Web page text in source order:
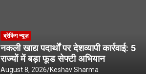
ब्रेकिंग न्यूज़
नकली खाद्य पदार्थों पर देशव्यापी कार्रवाई: 5
राज्यों में बड़ा फूड सेफ्टी अभियान
August 8, 2026 Keshav Sharma